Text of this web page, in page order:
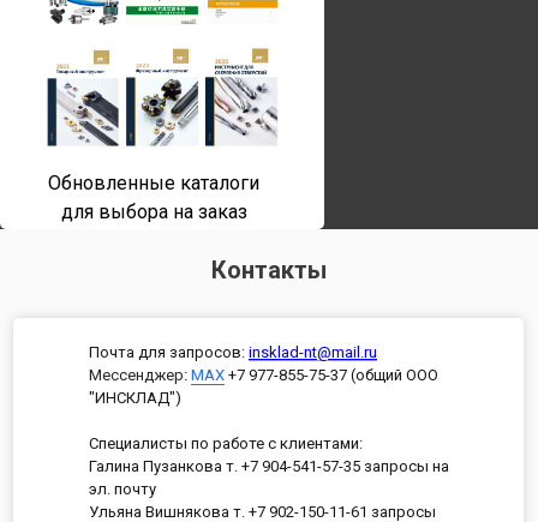
Обновленные каталоги
для выбора на заказ
Контакты
Почта для запросов: insklad-nt@mail.ru
Мессенджер: MAX +7 977-855-75-37 (общий ООО
"ИНСКЛАД")
Специалисты по работе с клиентами:
Галина Пузанкова т. +7 904-541-57-35 запросы на
эл. почту
Ульяна Вишнякова т. +7 902-150-11-61 запросы